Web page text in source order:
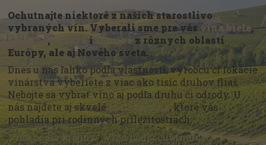
Ochutnajte niektoré z našich starostlivo
vybraných vín. Vyberali sme pre vásvína biele,
červené, i šumivéz rôznych oblastí
Európy, ale aj Nového sveta.
Dnes u nás ľahko podľa vlastností, výrobcu či lokácie
vinárstva vyberiete z viac ako tisíc druhov fliaš.
Nebojte sa vybrať víno aj podľa druhu či odrody. U
nás nájdete aj skveléportské vína, ktoré vás
pohladia pri rodinných príležitostiach.
Vína podľa krajiny/Vína podľa cukrnatosti